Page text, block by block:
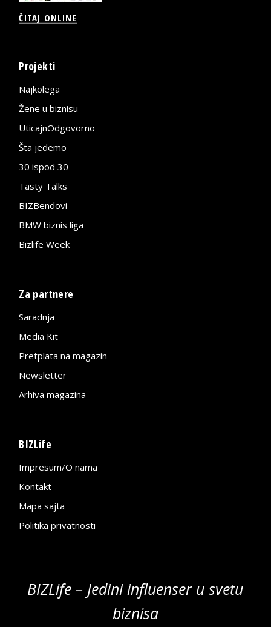
ČITAJ ONLINE
Projekti
Najkolega
Žene u biznisu
UticajnOdgovorno
Šta jedemo
30 ispod 30
Tasty Talks
BIZBendovi
BMW biznis liga
Bizlife Week
Za partnere
Saradnja
Media Kit
Pretplata na magazin
Newsletter
Arhiva magazina
BIZLife
Impresum/O nama
Kontakt
Mapa sajta
Politika privatnosti
BIZLife – Jedini influenser u svetu
biznisa